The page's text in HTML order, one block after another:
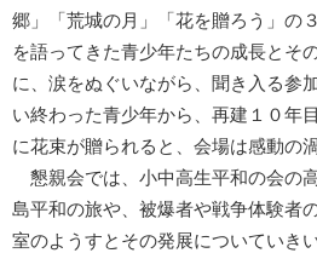
郷」「荒城の月」「花を贈ろう」の
を語ってきた青少年たちの成長とそ
に、涙をぬぐいながら、聞き入る参
い終わった青少年から、再建１０年
に花束が贈られると、会場は感動の
懇親会では、小中高生平和の会の
島平和の旅や、被爆者や戦争体験者
室のようすとその発展についていき